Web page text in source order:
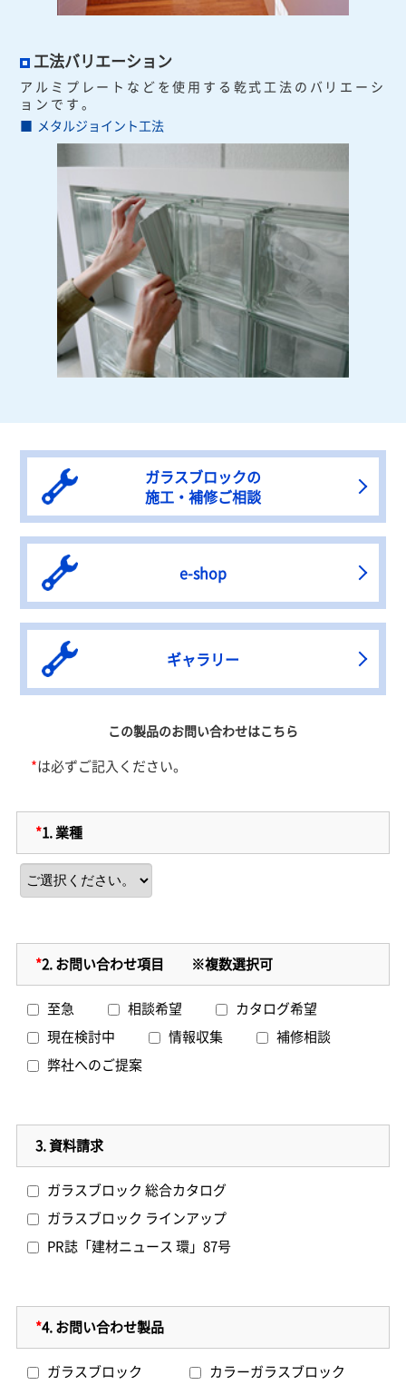
工法バリエーション
アルミプレートなどを使用する乾式工法のバリエーシ
ョンです。
メタルジョイント工法
ガラスブロックの
施工・補修ご相談
e-shop
ギャラリー
この製品のお問い合わせはこちら
*は必ずご記入ください。
*1.業種
*2.お問い合わせ項目 ※複数選択可
至急 相談希望
カタログ希望
現在検討中
情報収集
補修相談
弊社へのご提案
3.資料請求
ガラスブロック 総合カタログ
ガラスブロック ラインアップ
PR誌「建材ニュース 環」87号
*4.お問い合わせ製品
ガラスブロック カラーガラスブロック